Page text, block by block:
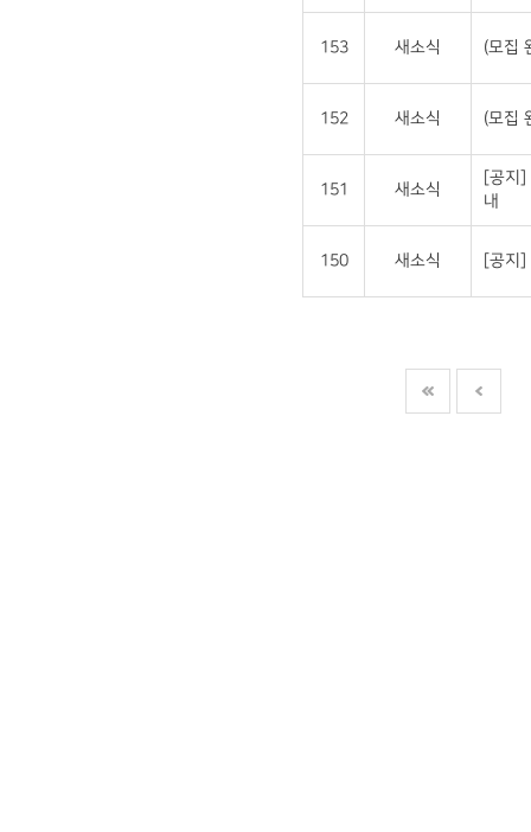
153 새소식 (모집
152 새소식 (모집
151 새소식
[공지]
내
150 새소식 [공지]